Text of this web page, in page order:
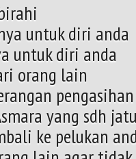
untuk diri anda
untuk diri anda
orang lain
yang sdh
ke pelukan